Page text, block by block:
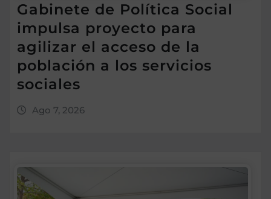
Gabinete de Política Social
impulsa proyecto para
agilizar el acceso de la
población a los servicios
sociales
Ago 7, 2026